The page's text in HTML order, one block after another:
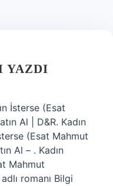
YAZDI
İsterse (Esat
Al | D&R. Kadın
(Esat Mahmut
Al – . Kadın
Mahmut
romanı Bilgi